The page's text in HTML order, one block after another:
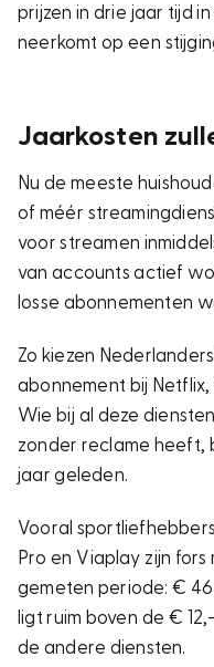
prijzen in drie jaar tijd
neerkomt op een
Jaarkosten
Nu de meeste
of méér
voor streamen
van accounts actief
losse abonnementen
Zo kiezen
abonnement bij Netflix,
Wie bij al deze
zonder reclame heeft,
jaar geleden.
Vooral
Pro en Viaplay zijn
gemeten periode: €
ligt ruim boven de €
de andere diensten.